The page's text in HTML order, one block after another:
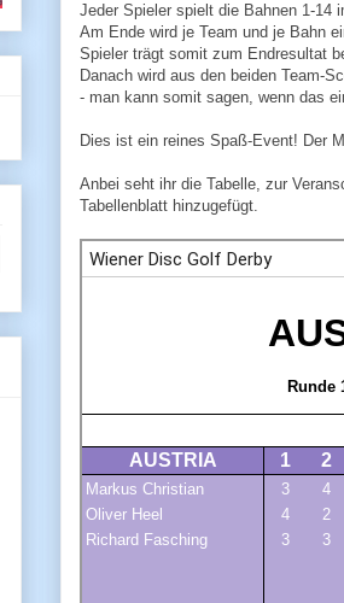
Jeder Spieler spielt die Bahnen 1-14
Am Ende wird je Team und je Bahn
Spieler trägt somit zum Endresultat
Danach wird aus den beiden Team-
- man kann somit sagen, wenn das
Dies ist ein reines Spaß-Event! Der
Anbei seht ihr die Tabelle, zur
Tabellenblatt hinzugefügt.